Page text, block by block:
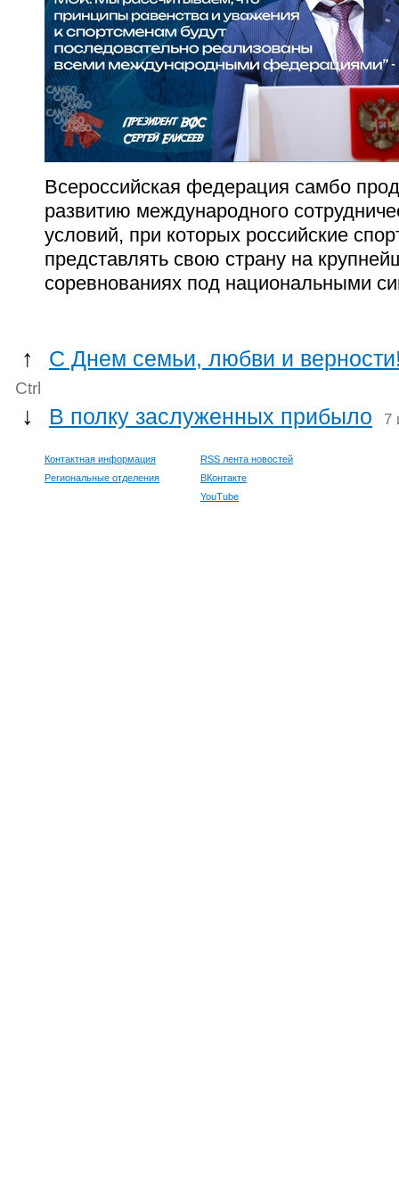
Всероссийская федерация самбо
развитию международного
условий, при которых российские
представлять свою страну на
соревнованиях под национальными
↑ С Днем семьи, любви и
Ctrl
↓ В полку заслуженных прибыло 7
Контактная информация
Региональные отделения
RSS лента новостей
ВКонтакте
YouTube